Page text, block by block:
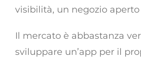
visibilità, un negozio aperto
Il mercato è abbastanza
sviluppare un’app per il